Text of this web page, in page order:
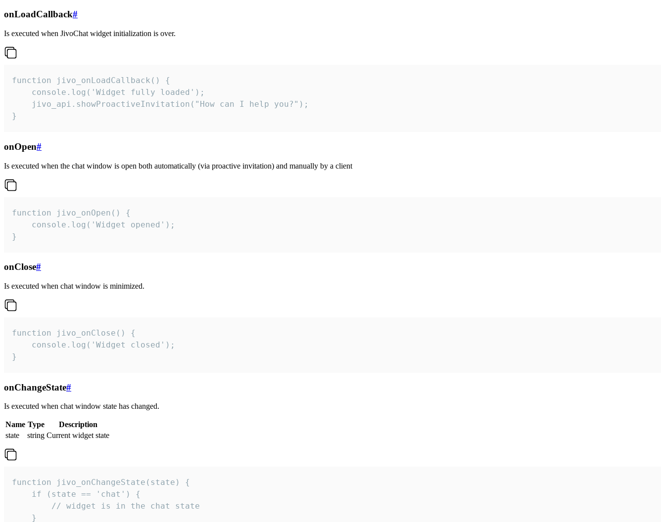
onLoadCallback#
Is executed when JivoChat widget initialization is over.
function jivo_onLoadCallback() {
    console.log('Widget fully loaded');
    jivo_api.showProactiveInvitation("How can I help you?");
}
onOpen#
Is executed when the chat window is open both automatically (via proactive invitation) and manually by a client
function jivo_onOpen() {
    console.log('Widget opened');
}
onClose#
Is executed when chat window is minimized.
function jivo_onClose() {
    console.log('Widget closed');
}
onChangeState#
Is executed when chat window state has changed.
Name Type
Description
state
string Current widget state
function jivo_onChangeState(state) {
    if (state == 'chat') {
        // widget is in the chat state
    }